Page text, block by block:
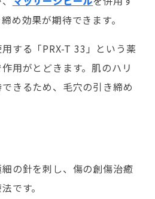
め効果が期待できます。
する「PRX-T 33」という薬
用がとどきます。肌のハリ
きるため、毛穴の引き締め
の針を刺し、傷の創傷治癒
です。